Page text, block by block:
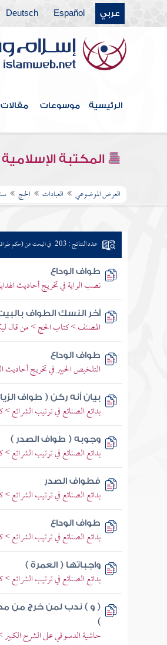
عربي Español
Deutsch
الرئيسية موسوعات مقالات
المكتبة الإسلامية
العرض الموضوعي العبادات الحج
عدد النتائج : 203 في البحث عن (حكم
طواف الوداع
نصب الراية في تخريج أحاديث
آخر النسك الطواف
المصنف > كتاب الحج > من قال
طواف الوداع
التلخيص الحبير في تخريج أحاديث
بيان أنه ركن ( طواف
بدائع الصنائع في ترتيب
وجوبه ( طواف الصدر )
بدائع الصنائع في ترتيب
فطواف الصدر
بدائع الصنائع في ترتيب
طواف الوداع
بدائع الصنائع في ترتيب الشرائع
واجباتها ( العمرة )
بدائع الصنائع في ترتيب
( و ) ندب لمن خرج من
)
حاشية الدسوقي على الشرح